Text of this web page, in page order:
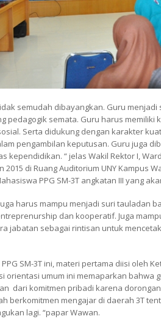
semudah dibayangkan. Guru
pedagogik semata. Guru harus
Serta didukung dengan karakter
pengambilan keputusan. Guru juga
kependidikan. “ jelas Wakil Rektor I,
2015 di Ruang Auditorium UNY Kampus
PPG SM-3T angkatan III yang
harus mampu menjadi suri tauladan
dan kooperatif. Juga
jabatan sebagai rintisan untuk
SM-3T ini, materi pertama diisi oleh
orientasi umum ini memaparkan
dari komitmen pribadi karena
berkomitmen mengajar di daerah 3T
lagi. “papar Wawan.